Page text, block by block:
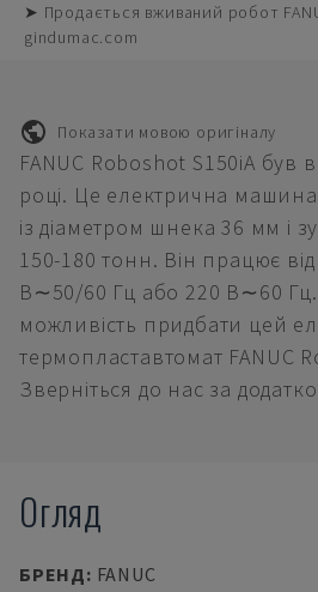
➤ Продається вживаний робот
gindumac.com
Показати мовою оригіналу
FANUC Roboshot S150iA був
році. Це електрична машина
із діаметром шнека 36 мм і
150-180 тонн. Він працює
В∼50/60 Гц або 220 В∼60 Гц.
можливість придбати цей
термопластавтомат FANUC
Зверніться до нас за
Огляд
БРЕНД: FANUC